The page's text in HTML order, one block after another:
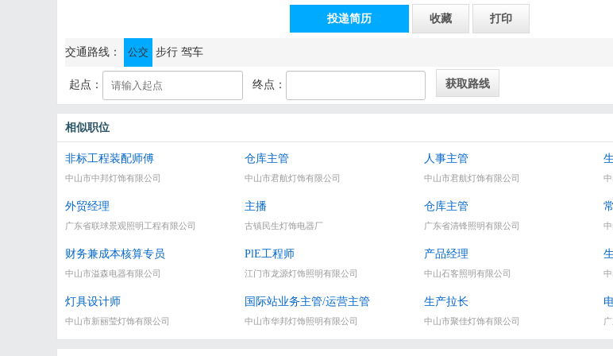
投递简历 收藏 打印
通讯地址：江门市江海区东睦路38号
交通路线： 公交 步行 驾车
起点： 终点：
相似职位
非标工程装配师傅
中山市中邦灯饰有限公司
仓库主管
中山市君航灯饰有限公司
人事主管
中山市君航灯饰有限公司
外贸经理
广东省联球景观照明工程有限公司
主播
古镇民生灯饰电器厂
仓库主管
广东省清锋照明有限公司
财务兼成本核算专员
中山市溢森电器有限公司
PlE工程师
江门市龙源灯饰照明有限公司
产品经理
中山石客照明有限公司
灯具设计师
中山市新丽莹灯饰有限公司
国际站业务主管/运营主管
中山市华邦灯饰照明有限公司
生产拉长
中山市聚佳灯饰有限公司